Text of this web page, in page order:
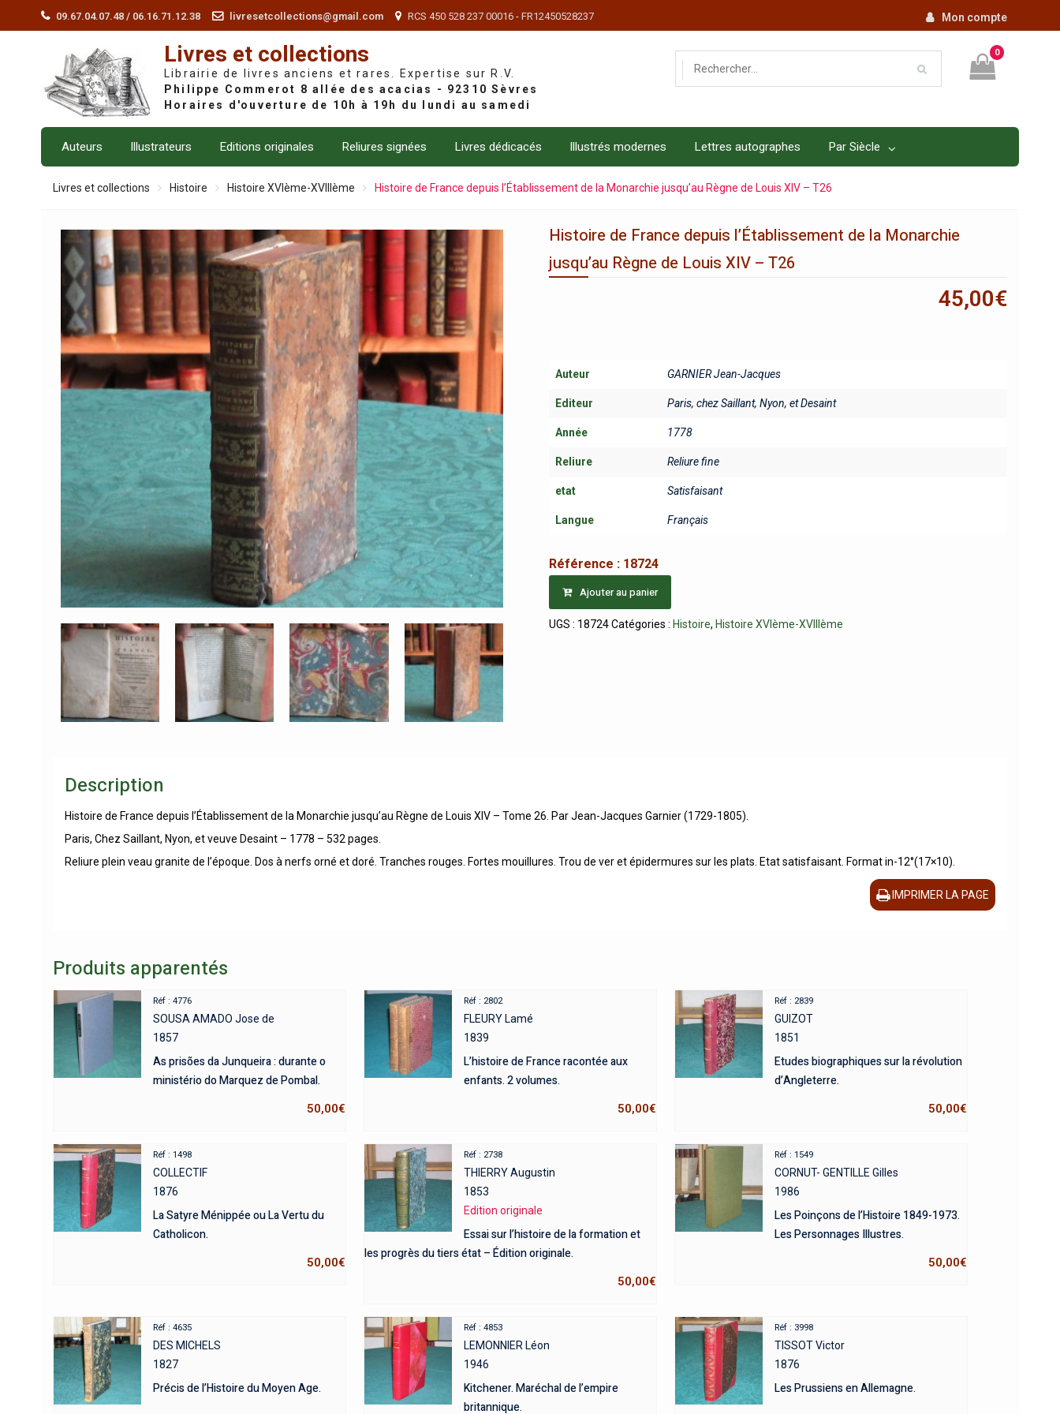
09.67.04.07.48 / 06.16.71.12.38 livresetcollections@gmail.com RCS 450 528 237 00016 - FR12450528237 Mon compte
Livres et collections
Librairie de livres anciens et rares. Expertise sur R.V.
0
Auteurs Illustrateurs Editions originales Reliures signées Livres dédicacés Illustrés modernes Lettres autographes Par Siècle
Livres et collections Histoire Histoire XVIème-XVIIIème Histoire de France depuis l’Établissement de la Monarchie jusqu’au Règne de Louis XIV – T26
Histoire de France depuis l’Établissement de la Monarchie
jusqu’au Règne de Louis XIV – T26
45,00€
Auteur GARNIER Jean-Jacques
Editeur Paris, chez Saillant, Nyon, et Desaint
Année 1778
Reliure Reliure fine
etat Satisfaisant
Langue Français
Référence : 18724
Ajouter au panier
UGS : 18724 Catégories : Histoire, Histoire XVIème-XVIIIème
Description
Histoire de France depuis l’Établissement de la Monarchie jusqu’au Règne de Louis XIV – Tome 26. Par Jean-Jacques Garnier (1729-1805).
Paris, Chez Saillant, Nyon, et veuve Desaint – 1778 – 532 pages.
Reliure plein veau granite de l’époque. Dos à nerfs orné et doré. Tranches rouges. Fortes mouillures. Trou de ver et épidermures sur les plats. Etat satisfaisant. Format in-12°(17×10).
IMPRIMER LA PAGE
Produits apparentés
Réf : 4776
SOUSA AMADO Jose de
1857
As prisões da Junqueira : durante o
ministério do Marquez de Pombal.
50,00€
Réf : 2802
FLEURY Lamé
1839
L’histoire de France racontée aux
enfants. 2 volumes.
50,00€
Réf : 2839
GUIZOT
1851
Etudes biographiques sur la révolution
d’Angleterre.
50,00€
Réf : 1498
COLLECTIF
1876
La Satyre Ménippée ou La Vertu du
Catholicon.
50,00€
Réf : 2738
THIERRY Augustin
1853
Edition originale
Essai sur l’histoire de la formation et
les progrès du tiers état – Édition originale.
50,00€
Réf : 1549
CORNUT- GENTILLE Gilles
1986
Les Poinçons de l’Histoire 1849-1973.
Les Personnages Illustres.
50,00€
Réf : 4635
DES MICHELS
1827
Précis de l’Histoire du Moyen Age.
Réf : 4853
LEMONNIER Léon
1946
Kitchener. Maréchal de l’empire
britannique.
Réf : 3998
TISSOT Victor
1876
Les Prussiens en Allemagne.